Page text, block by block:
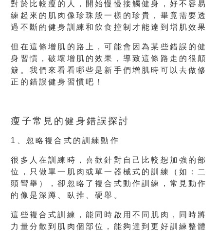
對於比較瘦的人，開始慢慢接觸健身，好不容易
練起來的肌肉像珍珠般一樣的珍貴，畢竟需要透
過不斷的健身訓練和飲食控制才能達到增肌效果
但在這條增肌的路上，可能會因為某些錯誤的健
身習慣，破壞增肌的效果，導致這條路走的很顛
簸。我們來看看哪些是新手們增肌時可以去做修
正的錯誤健身習慣吧！
瘦子常見的健身錯誤探討
1、忽略複合式的訓練動作
很多人在訓練時，喜歡針對自己比較想加強的部
位，只做單一肌肉或單一器械式的訓練（如：二
頭彎舉），卻忽略了複合式動作訓練，常見動作
的像是深蹲、臥推、硬舉。
這些複合式訓練，能同時啟用不同肌肉，同時將
力量分散到肌肉個部位，能夠達到更好訓練整體